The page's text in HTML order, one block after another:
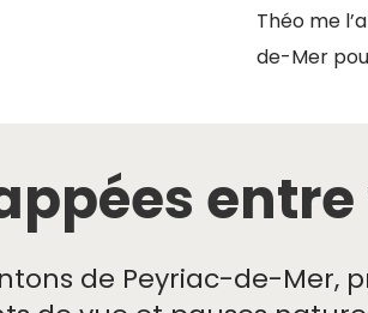
Théo me
de-Mer
de Peyriac-de-Mer,